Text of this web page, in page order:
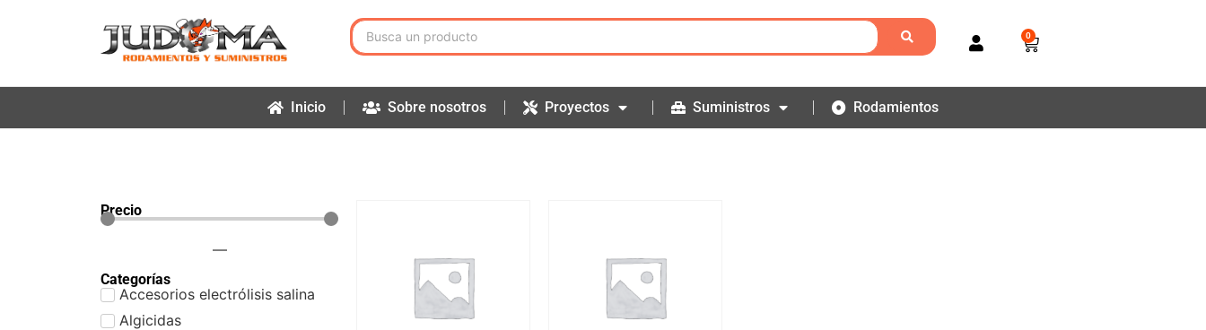
0
Inicio Sobre nosotros Proyectos Suministros Rodamientos
Precio
—
Categorías
Accesorios electrólisis salina
Algicidas